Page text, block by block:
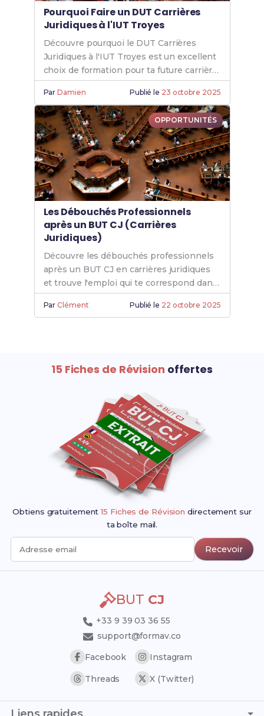
Pourquoi Faire un DUT Carrières
Juridiques à l'IUT Troyes
Découvre pourquoi le DUT Carrières
Juridiques à l'IUT Troyes est un excellent
choix de formation pour ta future carrière
juridique.
ParDamien Publié le 23 octobre 2025
OPPORTUNITÉS
Les Débouchés Professionnels
après un BUT CJ (Carrières
Juridiques)
Découvre les débouchés professionnels
après un BUT CJ en carrières juridiques
et trouve l'emploi qui te correspond dans
le domaine du droit.
ParClément Publié le 22 octobre 2025
15 Fiches de Révision offertes
Obtiens gratuitement15 Fiches de Révision directement sur
ta boîte mail.
Adresse email Recevoir
BUT CJ
+33 9 39 03 36 55
support@formav.co
Facebook
Instagram
Threads X (Twitter)